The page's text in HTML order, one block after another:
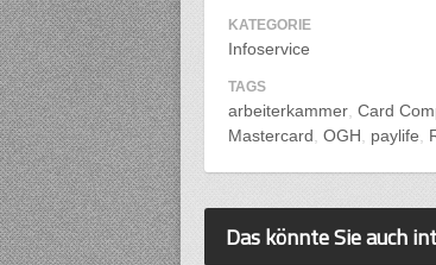
KATEGORIE
Infoservice
TAGS
arbeiterkammer Card
Mastercard OGH paylife
Das könnte Sie auch